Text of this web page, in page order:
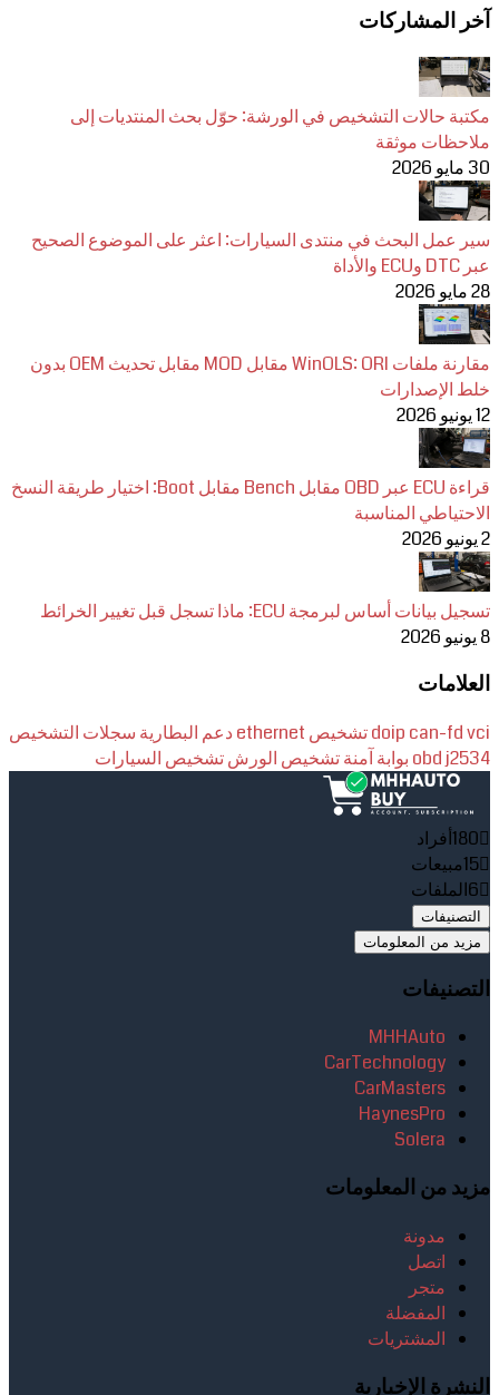
آخر المشاركات
مكتبة حالات التشخيص في الورشة: حوّل بحث المنتديات إلى
ملاحظات موثقة
30 مايو 2026
سير عمل البحث في منتدى السيارات: اعثر على الموضوع الصحيح
عبر DTC وECU والأداة
28 مايو 2026
مقارنة ملفات WinOLS: ORI مقابل MOD مقابل تحديث OEM بدون
خلط الإصدارات
12 يونيو 2026
قراءة ECU عبر OBD مقابل Bench مقابل Boot: اختيار طريقة النسخ
الاحتياطي المناسبة
2 يونيو 2026
تسجيل بيانات أساس لبرمجة ECU: ماذا تسجل قبل تغيير الخرائط
8 يونيو 2026
العلامات
doip can-fdvci تشخيص ethernet دعم البطارية سجلات التشخيص
obd j2534 بوابة آمنةتشخيص الورشتشخيص السيارات
180أفراد
15مبيعات
6الملفات
التصنيفات
مزيد من المعلومات
التصنيفات
MHHAuto
CarTechnology
CarMasters
HaynesPro
Solera
مزيد من المعلومات
مدونة
اتصل
متجر
المفضلة
المشتريات
النشرة الإخبارية